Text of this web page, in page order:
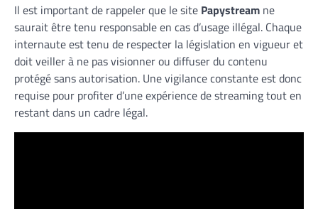
Il est important de rappeler que le site Papystream ne
saurait être tenu responsable en cas d’usage illégal. Chaque
internaute est tenu de respecter la législation en vigueur et
doit veiller à ne pas visionner ou diffuser du contenu
protégé sans autorisation. Une vigilance constante est donc
requise pour profiter d’une expérience de streaming tout en
restant dans un cadre légal.